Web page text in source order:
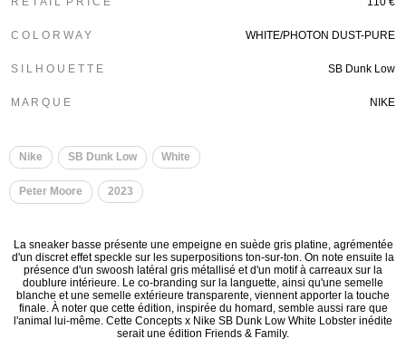
C O L O R W A Y WHITE/PHOTON DUST-PURE
S I L H O U E T T E SB Dunk Low
M A R Q U E NIKE
Nike SB Dunk Low White
Peter Moore 2023
La sneaker basse présente une empeigne en suède gris platine, agrémentée
d'un discret effet speckle sur les superpositions ton-sur-ton. On note ensuite la
présence d'un swoosh latéral gris métallisé et d'un motif à carreaux sur la
doublure intérieure. Le co-branding sur la languette, ainsi qu'une semelle
blanche et une semelle extérieure transparente, viennent apporter la touche
finale. À noter que cette édition, inspirée du homard, semble aussi rare que
l'animal lui-même. Cette Concepts x Nike SB Dunk Low White Lobster inédite
serait une édition Friends & Family.